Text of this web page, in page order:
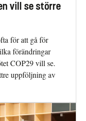
vill se större
för att gå för
förändringar
COP29 vill se.
uppföljning av